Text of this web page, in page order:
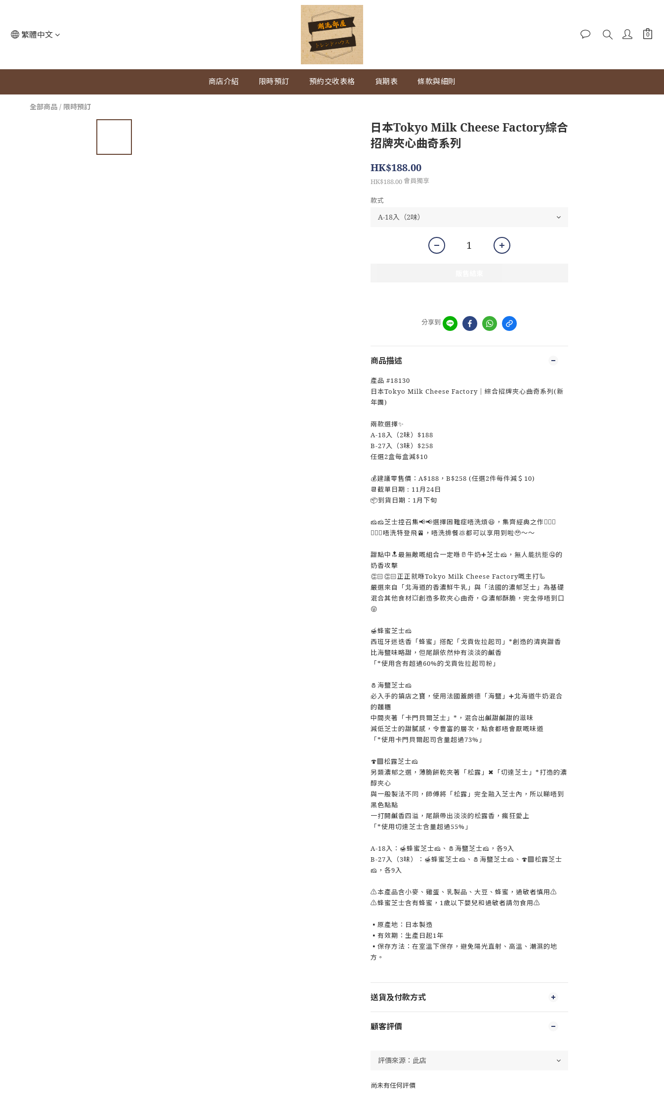
繁體中文
商店介紹 限時預訂 預約交收表格 貨期表 條款與細則
全部商品 / 限時預訂
日本Tokyo Milk Cheese Factory綜合
招牌夾心曲奇系列
HK$188.00
HK$188.00 會員獨享
款式
分享到
商品描述
產品 #18130
日本Tokyo Milk Cheese Factory｜綜合招牌夾心曲奇系列(新
年團)
兩款選擇✨
A-18入（2味）$188
B-27入（3味）$258
任選2盒每盒減$10
💰建議零售價：A$188，B$258 (任選2件每件減＄10)
📆截單日期 : 11月24日
📦到貨日期：1月下旬
🧀🧀芝士控召集📢📢選擇困難症唔洗煩😆，集齊經典之作🙆🏻‍♀
🙅🏻‍♀唔洗特登飛🚈，唔洗排餐💩都可以享用到啦🥹～～
甜點中🔝最無敵嘅組合一定喺🥛牛奶➕芝士🧀，無人能抗拒🤤的
奶香攻擊
👏🏻👏🏻正正就喺Tokyo Milk Cheese Factory嘅主打🦾
嚴選來自「北海道的香濃鮮牛乳」與「法國的濃郁芝士」為基礎
混合其他食材💥創造多款夾心曲奇，😋濃郁酥脆，完全停唔到口
😝
🍯蜂蜜芝士🧀
西班牙迷迭香「蜂蜜」搭配「戈貢佐拉起司」*創造的清爽甜香
比海鹽味略甜，但尾韻依然仲有淡淡的鹹香
「*使用含有超過60%的戈貢佐拉起司粉」
🧂海鹽芝士🧀
必入手的鎮店之寶，使用法國蓋朗德「海鹽」➕北海道牛奶混合
的麵糰
中間夾著「卡門貝爾芝士」*，混合出鹹甜鹹甜的滋味
減低芝士的甜膩感，令豐富的層次，點食都唔會厭嘅味道
「*使用卡門貝爾起司含量超過73%」
🍄‍🟫松露芝士🧀
另類濃郁之選，薄脆餅乾夾著「松露」✖「切達芝士」*打造的濃
醇夾心
與一般製法不同，師傅將「松露」完全融入芝士內，所以睇唔到
黑色點點
一打開鹹香四溢，尾韻帶出淡淡的松露香，瘋狂愛上
「*使用切達芝士含量超過55%」
A-18入：🍯蜂蜜芝士🧀、🧂海鹽芝士🧀，各9入
B-27入（3味）：🍯蜂蜜芝士🧀、🧂海鹽芝士🧀、🍄‍🟫松露芝士
🧀，各9入
⚠本產品含小麥、雞蛋、乳製品、大豆、蜂蜜，過敏者慎用⚠
⚠蜂蜜芝士含有蜂蜜，1歲以下嬰兒和過敏者請勿食用⚠
▪原產地：日本製造
▪有效期：生產日起1年
▪保存方法：在室溫下保存，避免陽光直射、高溫、潮濕的地
方。
送貨及付款方式
顧客評價
尚未有任何評價